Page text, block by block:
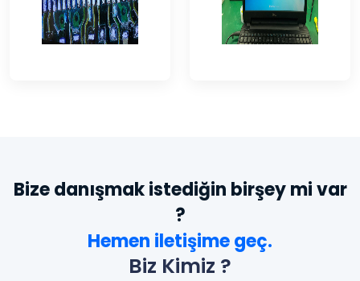
Bize danışmak istediğin birşey mi var
?
Hemen iletişime geç.
Biz Kimiz ?